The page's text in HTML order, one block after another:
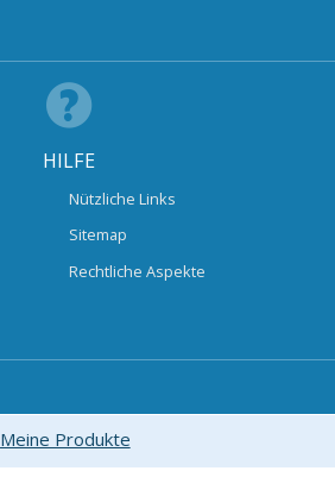
HILFE
Nützliche Links
Sitemap
Rechtliche Aspekte
Meine Produkte